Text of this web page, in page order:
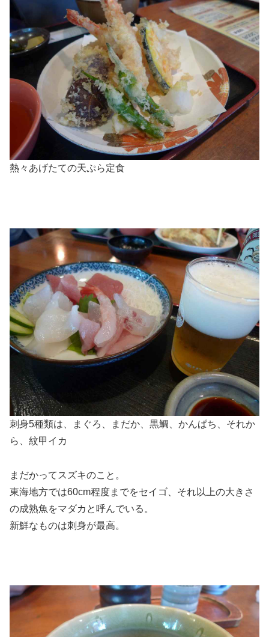
熱々あげたての天ぷら定食
刺身5種類は、まぐろ、まだか、黒鯛、かんぱち、それか
ら、紋甲イカ
まだかってスズキのこと。
東海地方では60cm程度までをセイゴ、それ以上の大きさ
の成熟魚をマダカと呼んでいる。
新鮮なものは刺身が最高。